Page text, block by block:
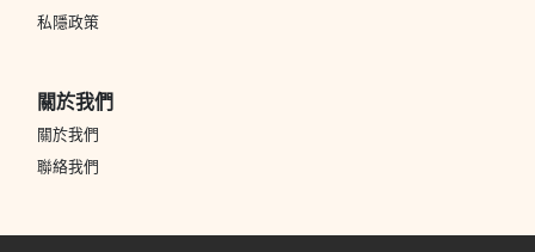
私隱政策
關於我們
關於我們
聯絡我們